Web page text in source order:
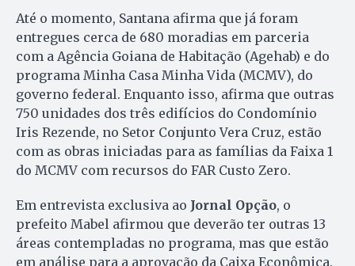
Até o momento, Santana afirma que já foram
entregues cerca de 680 moradias em parceria
com a Agência Goiana de Habitação (Agehab) e do
programa Minha Casa Minha Vida (MCMV), do
governo federal. Enquanto isso, afirma que outras
750 unidades dos três edifícios do Condomínio
Iris Rezende, no Setor Conjunto Vera Cruz, estão
com as obras iniciadas para as famílias da Faixa 1
do MCMV com recursos do FAR Custo Zero.
Em entrevista exclusiva ao Jornal Opção, o
prefeito Mabel afirmou que deverão ter outras 13
áreas contempladas no programa, mas que estão
em análise para a aprovação da Caixa Econômica.